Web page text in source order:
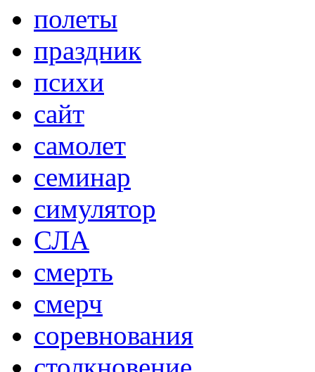
полеты
праздник
психи
сайт
самолет
семинар
симулятор
СЛА
смерть
смерч
соревнования